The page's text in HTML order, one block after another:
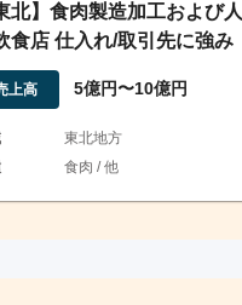
北】食肉製造加工および人
食店 仕入れ/取引先に強み
上高 5億円〜10億円
東北地方
食肉 / 他